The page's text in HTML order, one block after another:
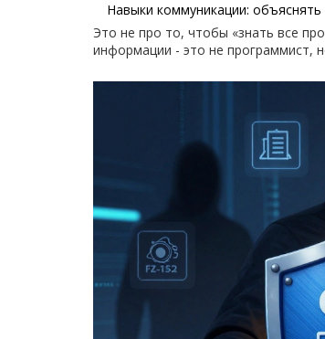
Навыки коммуникации:
Это не про то, чтобы «знать все
информации - это не программист,